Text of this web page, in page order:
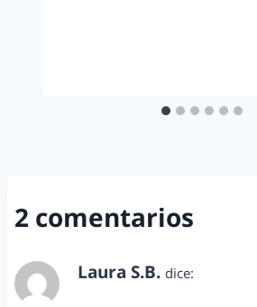
2 comentarios
Laura S.B. dice: